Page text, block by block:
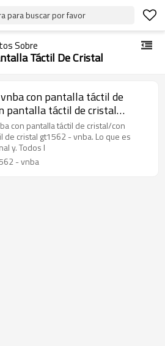
para buscar por favor
Sobre
Táctil De Cristal
con pantalla táctil de
pantalla táctil de cristal
con pantalla táctil de cristal/con
de cristal gt1562 - vnba. Lo que es
y. Todos l
- vnba